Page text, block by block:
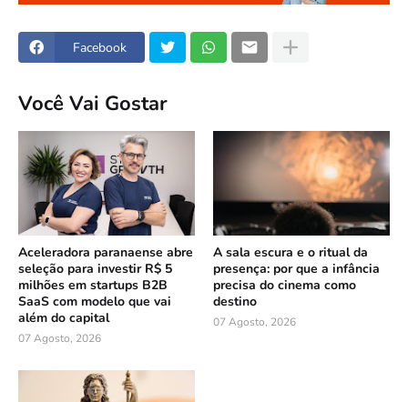
Facebook
Você Vai Gostar
Aceleradora paranaense abre
seleção para investir R$ 5
milhões em startups B2B
SaaS com modelo que vai
além do capital
07 Agosto, 2026
A sala escura e o ritual da
presença: por que a infância
precisa do cinema como
destino
07 Agosto, 2026